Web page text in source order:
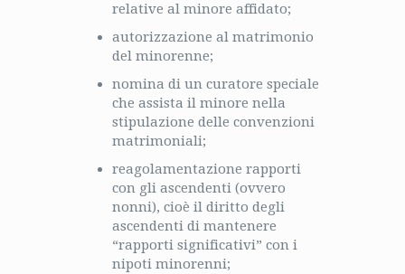
relative al minore affidato;
autorizzazione al matrimonio
del minorenne;
nomina di un curatore speciale
che assista il minore nella
stipulazione delle convenzioni
matrimoniali;
reagolamentazione rapporti
con gli ascendenti (ovvero
nonni), cioè il diritto degli
ascendenti di mantenere
“rapporti significativi” con i
nipoti minorenni;